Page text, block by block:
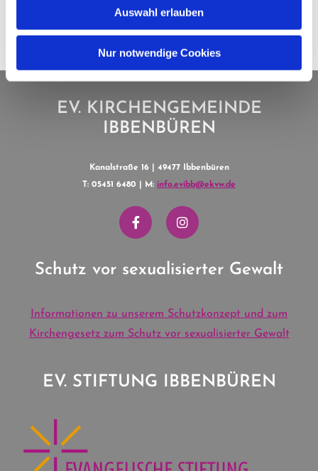
Auswahl erlauben
Nur notwendige Cookies
EV. KIRCHENGEMEINDE
IBBENBÜREN
Kanalstraße 16 | 49477 Ibbenbüren
T: 05451 6480 | M: info.evibb@ekvw.de
Schutz vor sexualisierter Gewalt
Informationen zu unserem Schutzkonzept und zum
Kirchengesetz zum Schutz vor sexualisierter Gewalt
EV. STIFTUNG IBBENBÜREN